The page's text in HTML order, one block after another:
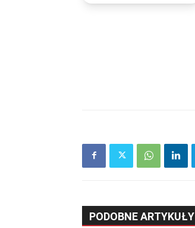
PODOBNE ARTYKUŁY